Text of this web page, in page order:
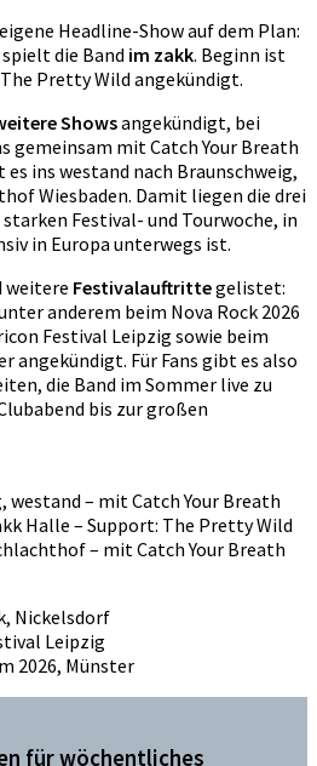
Headline-Show auf dem Plan:
die Band im zakk. Beginn ist
Pretty Wild angekündigt.
Showsangekündigt, bei
gemeinsam mit Catch Your Breath
ins westand nach Braunschweig,
Wiesbaden. Damit liegen die drei
Festival- und Tourwoche, in
in Europa unterwegs ist.
weitere Festivalauftrittegelistet:
anderem beim Nova Rock 2026
Festival Leipzig sowie beim
angekündigt. Für Fans gibt es also
die Band im Sommer live zu
bis zur großen
westand – mit Catch Your Breath
Halle – Support: The Pretty Wild
– mit Catch Your Breath
Nickelsdorf
Leipzig
2026, Münster
für wöchentliches